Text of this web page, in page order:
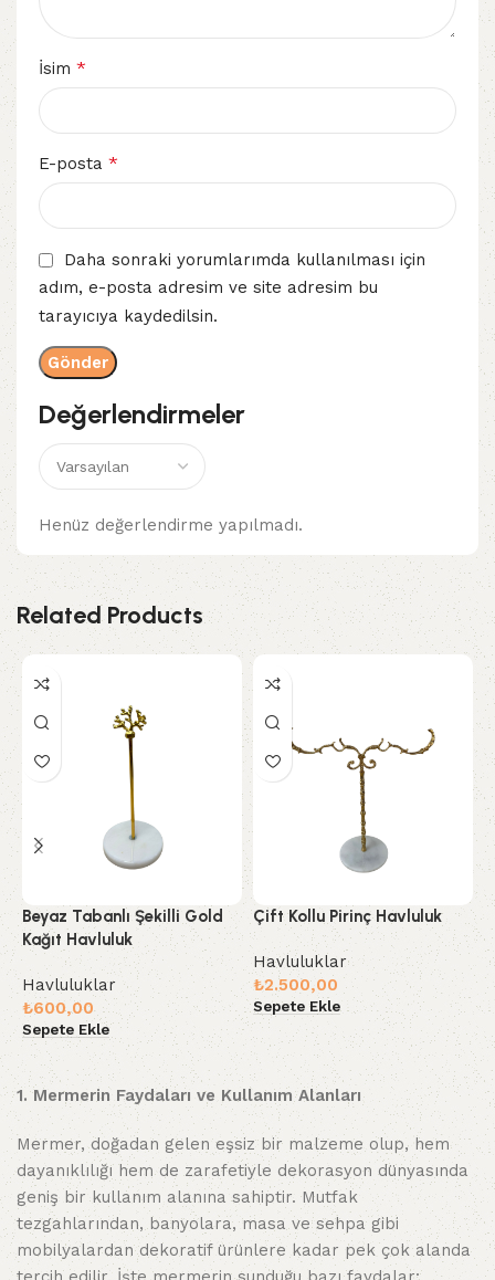
Değerlendirmeler
Henüz değerlendirme yapılmadı.
İsim *
E-posta *
Daha sonraki yorumlarımda kullanılması için
adım, e-posta adresim ve site adresim bu
tarayıcıya kaydedilsin.
Related Products
Beyaz Tabanlı Şekilli Gold
Kağıt Havluluk
Havluluklar
₺600,00
Sepete Ekle
Çift Kollu Pirinç Havluluk
Havluluklar
₺2.500,00
Sepete Ekle
₺
1. Mermerin Faydaları ve Kullanım Alanları
Mermer, doğadan gelen eşsiz bir malzeme olup, hem
dayanıklılığı hem de zarafetiyle dekorasyon dünyasında
geniş bir kullanım alanına sahiptir. Mutfak
tezgahlarından, banyolara, masa ve sehpa gibi
mobilyalardan dekoratif ürünlere kadar pek çok alanda